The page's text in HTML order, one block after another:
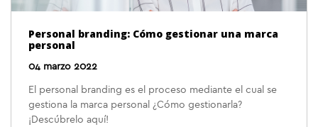
Personal branding: Cómo gestionar una marca
personal
04 marzo 2022
El personal branding es el proceso mediante el cual se
gestiona la marca personal ¿Cómo gestionarla?
¡Descúbrelo aquí!